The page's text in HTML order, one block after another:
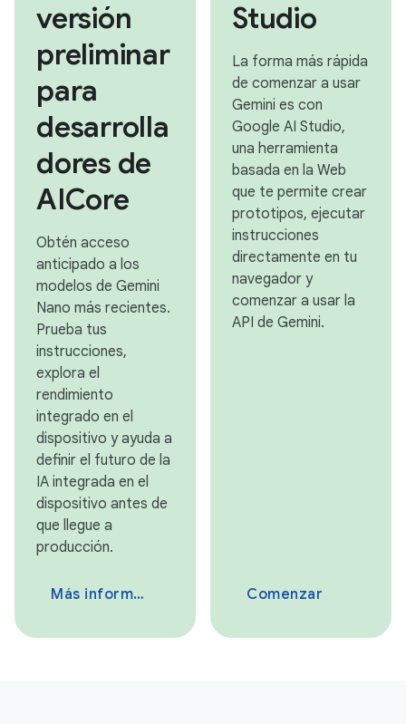
versión
preliminar
para
desarrolla
dores de
AICore
Obtén acceso
anticipado a los
modelos de Gemini
Nano más recientes.
Prueba tus
instrucciones,
explora el
rendimiento
integrado en el
dispositivo y ayuda a
definir el futuro de la
IA integrada en el
dispositivo antes de
que llegue a
producción.
Más información
Studio
La forma más rápida
de comenzar a usar
Gemini es con
Google AI Studio,
una herramienta
basada en la Web
que te permite crear
prototipos, ejecutar
instrucciones
directamente en tu
navegador y
comenzar a usar la
API de Gemini.
Comenzar